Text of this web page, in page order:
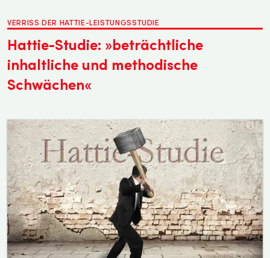
VERRISS DER HATTIE-LEISTUNGSSTUDIE
Hattie-Studie: »beträchtliche
inhaltliche und methodische
Schwächen«